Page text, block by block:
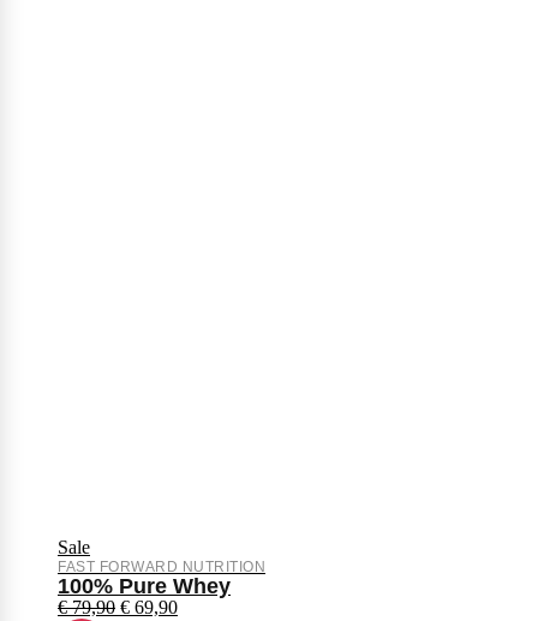
Sale
FAST FORWARD NUTRITION
100% Pure Whey
€79,90 € 69,90